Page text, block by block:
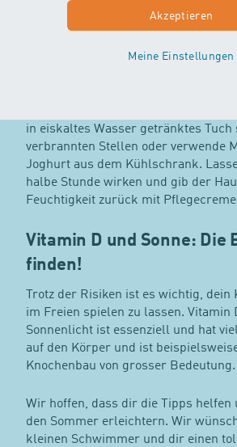
Akzeptieren
Meine Einstellungen
im Park oder auf dem Spielplatz.
in eiskaltes Wasser getränktes Tuch
verbrannten Stellen oder verwende
Joghurt aus dem Kühlschrank.
halbe Stunde wirken und gib der
Feuchtigkeit zurück mit
Vitamin D und Sonne: Die
finden!
Trotz der Risiken ist es wichtig,
im Freien spielen zu lassen. Vitamin
Sonnenlicht ist essenziell und hat
auf den Körper und ist
Knochenbau von grosser Bedeutung.
Wir hoffen, dass dir die Tipps helfen
den Sommer erleichtern. Wir
kleinen Schwimmer und dir einen